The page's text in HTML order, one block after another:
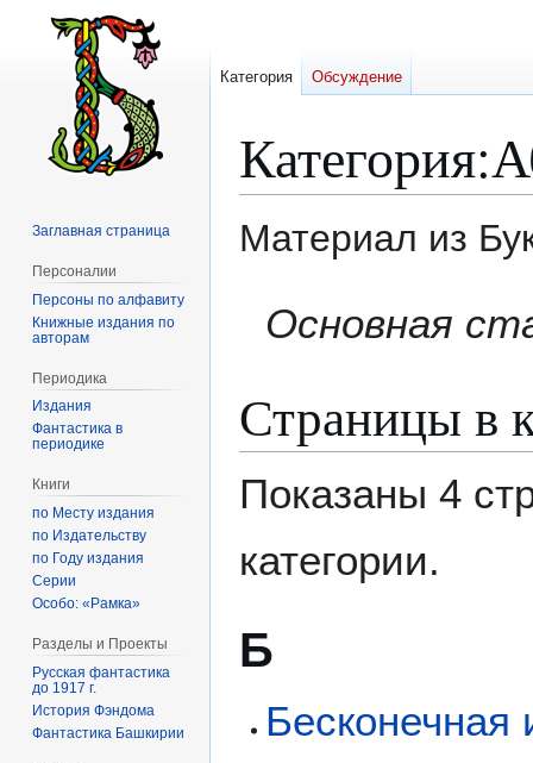
Категория:
Материал из
Основная
Страницы в
Показаны 4
категории.
Б
Категория Обсуждение
Заглавная страница
Персоналии
Персоны по алфавиту
Книжные издания по
авторам
Периодика
Издания
Фантастика в
периодике
Книги
по Месту издания
по Издательству
по Году издания
Серии
Особо: «Рамка»
Разделы и Проекты
Русская фантастика
до 1917 г.
История Фэндома
Фантастика Башкирии